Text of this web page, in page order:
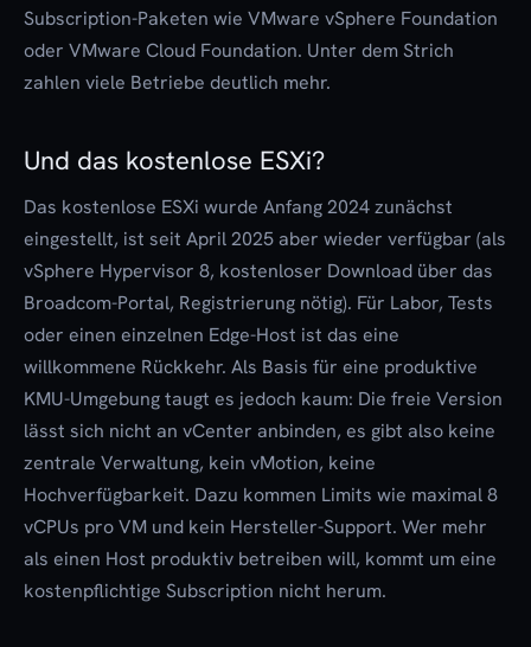
Subscription-Paketen wie VMware vSphere Foundation
oder VMware Cloud Foundation. Unter dem Strich
zahlen viele Betriebe deutlich mehr.
Und das kostenlose ESXi?
Das kostenlose ESXi wurde Anfang 2024 zunächst
eingestellt, ist seit April 2025 aber wieder verfügbar (als
vSphere Hypervisor 8, kostenloser Download über das
Broadcom-Portal, Registrierung nötig). Für Labor, Tests
oder einen einzelnen Edge-Host ist das eine
willkommene Rückkehr. Als Basis für eine produktive
KMU-Umgebung taugt es jedoch kaum: Die freie Version
lässt sich nicht an vCenter anbinden, es gibt also keine
zentrale Verwaltung, kein vMotion, keine
Hochverfügbarkeit. Dazu kommen Limits wie maximal 8
vCPUs pro VM und kein Hersteller-Support. Wer mehr
als einen Host produktiv betreiben will, kommt um eine
kostenpflichtige Subscription nicht herum.